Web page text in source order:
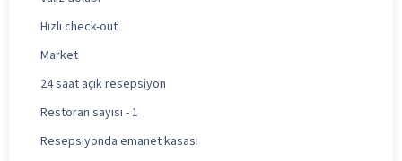
Hızlı check-out
Market
24 saat açık resepsiyon
Restoran sayısı - 1
Resepsiyonda emanet kasası